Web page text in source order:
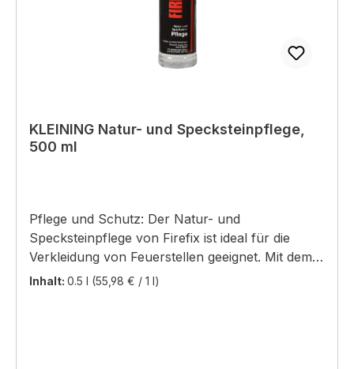
KLEINING Natur- und Specksteinpflege,
500 ml
Pflege und Schutz: Der Natur- und
Specksteinpflege von Firefix ist ideal für die
Verkleidung von Feuerstellen geeignet. Mit dem
Reiniger können offenporige Natursteine und
Inhalt: 0.5 l (55,98 € / 1 l)